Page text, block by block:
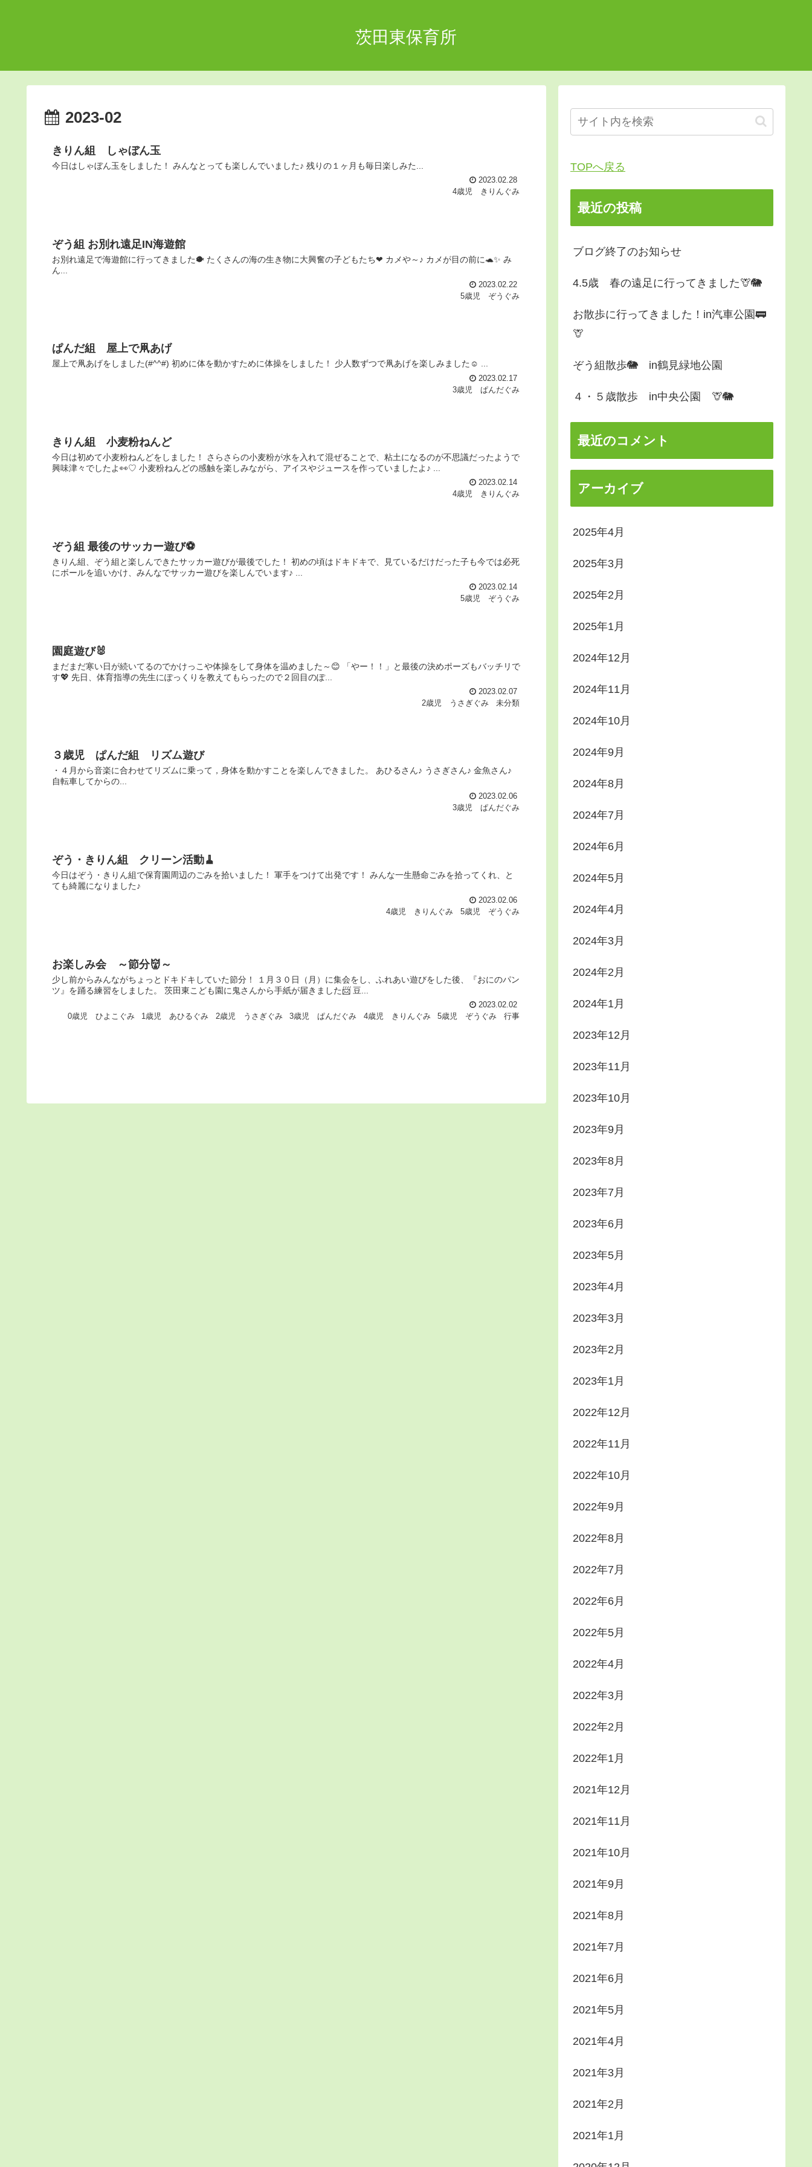
茨田東保育所
2023-02
きりん組 しゃぼん玉
今日はしゃぼん玉をしました！ みんなとっても楽しんでいました♪ 残りの１ヶ月も毎日楽しみた...
2023.02.28
4歳児 きりんぐみ
ぞう組 お別れ遠足IN海遊館
お別れ遠足で海遊館に行ってきました🐡 たくさんの海の生き物に大興奮の子どもたち❤ カメや～♪ カメが目の前に🐢✨ み
ん...
2023.02.22
5歳児 ぞうぐみ
ぱんだ組 屋上で凧あげ
屋上で凧あげをしました(#^^#) 初めに体を動かすために体操をしました！ 少人数ずつで凧あげを楽しみました☺ ...
2023.02.17
3歳児 ぱんだぐみ
きりん組 小麦粉ねんど
今日は初めて小麦粉ねんどをしました！ さらさらの小麦粉が水を入れて混ぜることで、粘土になるのが不思議だったようで
興味津々でしたよ👀♡ 小麦粉ねんどの感触を楽しみながら、アイスやジュースを作っていましたよ♪ ...
2023.02.14
4歳児 きりんぐみ
ぞう組 最後のサッカー遊び⚽
きりん組、ぞう組と楽しんできたサッカー遊びが最後でした！ 初めの頃はドキドキで、見ているだけだった子も今では必死
にボールを追いかけ、みんなでサッカー遊びを楽しんでいます♪ ...
2023.02.14
5歳児 ぞうぐみ
園庭遊び🐰
まだまだ寒い日が続いてるのでかけっこや体操をして身体を温めました～😊 「やー！！」と最後の決めポーズもバッチリで
す💖 先日、体育指導の先生にぽっくりを教えてもらったので２回目のぽ...
2023.02.07
2歳児 うさぎぐみ
未分類
３歳児 ぱんだ組 リズム遊び
・４月から音楽に合わせてリズムに乗って，身体を動かすことを楽しんできました。 あひるさん♪ うさぎさん♪ 金魚さん♪
自転車してからの...
2023.02.06
3歳児 ぱんだぐみ
ぞう・きりん組 クリーン活動🧹
今日はぞう・きりん組で保育園周辺のごみを拾いました！ 軍手をつけて出発です！ みんな一生懸命ごみを拾ってくれ、と
ても綺麗になりました♪
2023.02.06
4歳児 きりんぐみ
5歳児 ぞうぐみ
お楽しみ会 ～節分👹～
少し前からみんながちょっとドキドキしていた節分！ １月３０日（月）に集会をし、ふれあい遊びをした後、『おにのパン
ツ』を踊る練習をしました。 茨田東こども園に鬼さんから手紙が届きました📨 豆...
2023.02.02
0歳児 ひよこぐみ
1歳児 あひるぐみ 2歳児 うさぎぐみ 3歳児 ぱんだぐみ 4歳児 きりんぐみ 5歳児 ぞうぐみ 行事
TOPへ戻る
最近の投稿
ブログ終了のお知らせ
4.5歳 春の遠足に行ってきました🦒🐘
お散歩に行ってきました！in汽車公園🚃
🦒
ぞう組散歩🐘 in鶴見緑地公園
４・５歳散歩 in中央公園 🦒🐘
最近のコメント
アーカイブ
2025年4月
2025年3月
2025年2月
2025年1月
2024年12月
2024年11月
2024年10月
2024年9月
2024年8月
2024年7月
2024年6月
2024年5月
2024年4月
2024年3月
2024年2月
2024年1月
2023年12月
2023年11月
2023年10月
2023年9月
2023年8月
2023年7月
2023年6月
2023年5月
2023年4月
2023年3月
2023年2月
2023年1月
2022年12月
2022年11月
2022年10月
2022年9月
2022年8月
2022年7月
2022年6月
2022年5月
2022年4月
2022年3月
2022年2月
2022年1月
2021年12月
2021年11月
2021年10月
2021年9月
2021年8月
2021年7月
2021年6月
2021年5月
2021年4月
2021年3月
2021年2月
2021年1月